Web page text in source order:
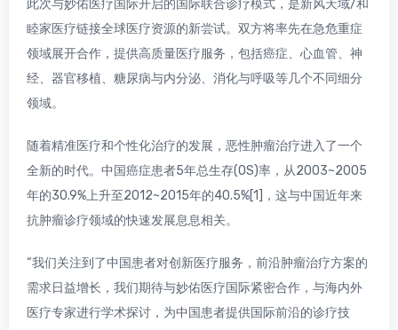
此次与妙佑医疗国际开启的国际联合诊疗模式，是新风天域/和
睦家医疗链接全球医疗资源的新尝试。双方将率先在急危重症
领域展开合作，提供高质量医疗服务，包括癌症、心血管、神
经、器官移植、糖尿病与内分泌、消化与呼吸等几个不同细分
领域。
随着精准医疗和个性化治疗的发展，恶性肿瘤治疗进入了一个
全新的时代。中国癌症患者5年总生存(OS)率，从2003~2005
年的30.9%上升至2012~2015年的40.5%[1]，这与中国近年来
抗肿瘤诊疗领域的快速发展息息相关。
“我们关注到了中国患者对创新医疗服务，前沿肿瘤治疗方案的
需求日益增长，我们期待与妙佑医疗国际紧密合作，与海内外
医疗专家进行学术探讨，为中国患者提供国际前沿的诊疗技